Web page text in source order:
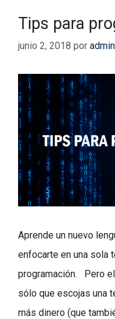
Tips para
junio 2, 2018 por admin
Aprende un nuevo
enfocarte en una sola
programación. Pero
sólo que escojas una
más dinero (que